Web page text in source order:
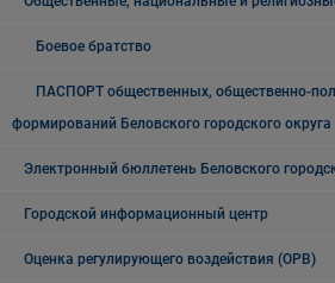
Боевое братство
ПАСПОРТ общественных, общественно-
формирований Беловского городского округа
Электронный бюллетень Беловского
Городской информационный центр
Оценка регулирующего воздействия (ОРВ)